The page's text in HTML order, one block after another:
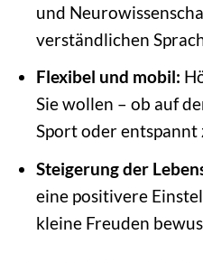
und
verständlichen
Flexibel und mobil:
Sie wollen – ob auf
Sport oder entspannt
Steigerung der
eine positivere
kleine Freuden